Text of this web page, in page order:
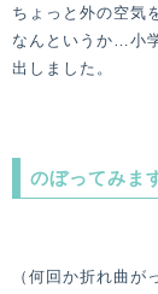
ちょっと外の空気
なんというか…小
出しました。
のぼってみま
（何回か折れ曲が